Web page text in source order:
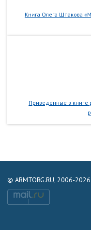
Книга Олега Шпакова
Приведенные в книге
© ARMTORG.RU, 2006-2026